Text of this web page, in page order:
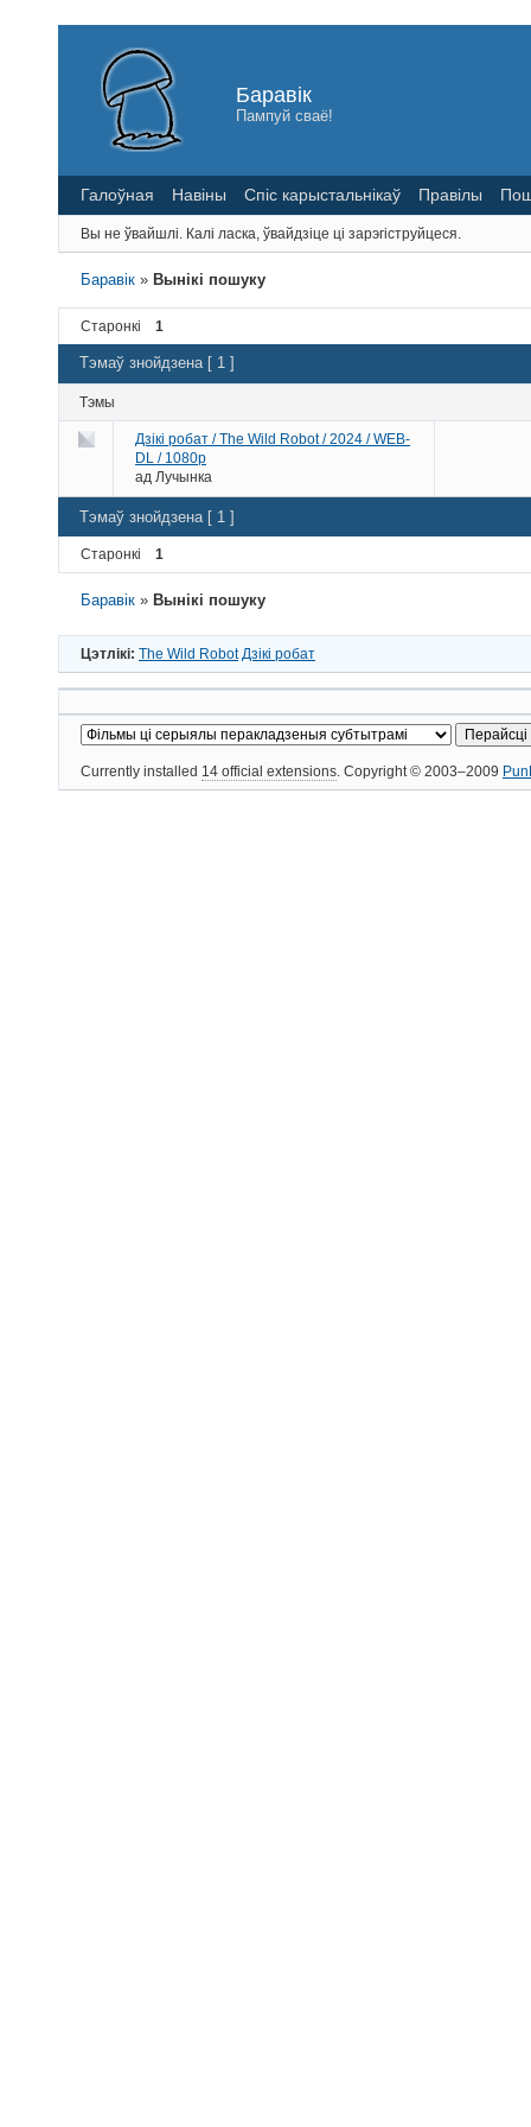
Баравік
Пампуй сваё!
Галоўная Навіны Спіс карыстальнікаў Правілы
Вы не ўвайшлі. Калі ласка, ўвайдзіце ці зарэгіструйцеся.
Баравік » Вынікі пошуку
Старонкі 1
Тэмаў знойдзена [ 1 ]
Тэмы
Дзікі робат / The Wild Robot / 2024 / WEB-
DL / 1080p
ад Лучынка
Тэмаў знойдзена [ 1 ]
Старонкі 1
Баравік » Вынікі пошуку
Цэтлікі: The Wild Robot Дзікі робат
Currently installed 14 official extensions. Copyright © 2003–2009